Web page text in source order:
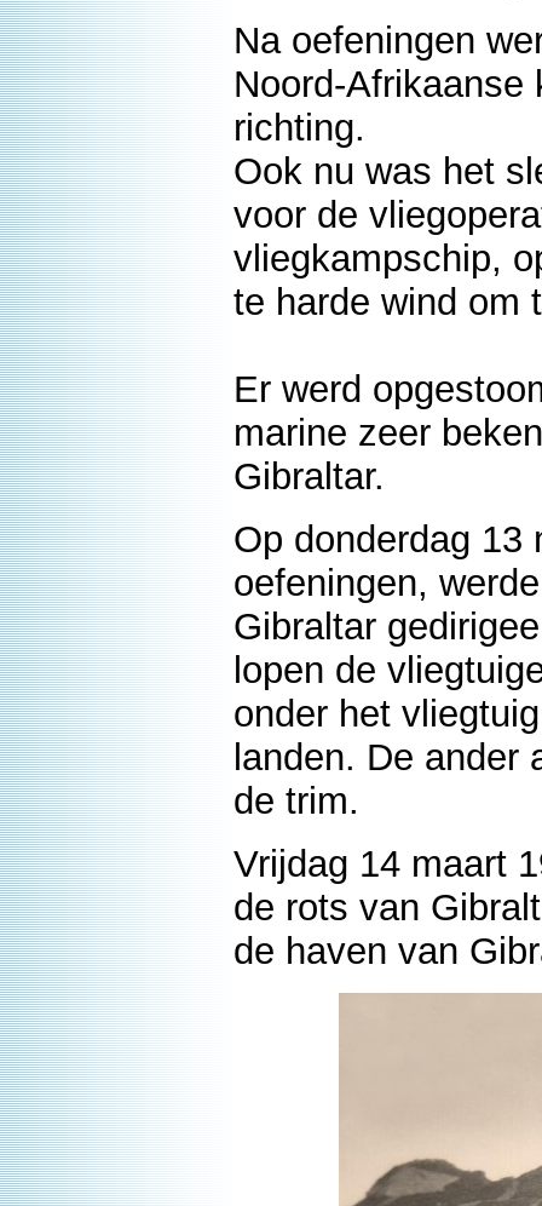
Na oefeningen
Noord-Afrikaanse
richting.
Ook nu was het
voor de
vliegkampschip,
te harde wind om
Er werd
marine zeer
Gibraltar.
Op donderdag 13
oefeningen,
Gibraltar
lopen de
onder het
landen. De ander
de trim.
Vrijdag 14 maart
de rots van
de haven van